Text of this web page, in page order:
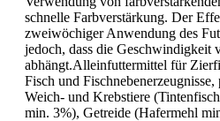
schnelle Farbverstärkung. Der
zweiwöchiger Anwendung des
jedoch, dass die Geschwindigkeit
abhängt.Alleinfuttermittel für
Fisch und
Weich- und Krebstiere
min. 3%), Getreide (Hafermehl